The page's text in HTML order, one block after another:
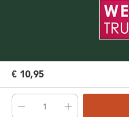
€ 10,95